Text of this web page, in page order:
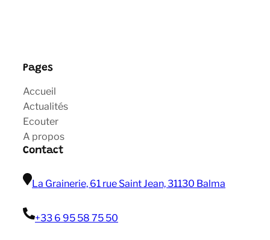
Pages
Accueil
Actualités
Ecouter
A propos
Contact
La Grainerie, 61 rue Saint Jean, 31130 Balma
+33 6 95 58 75 50